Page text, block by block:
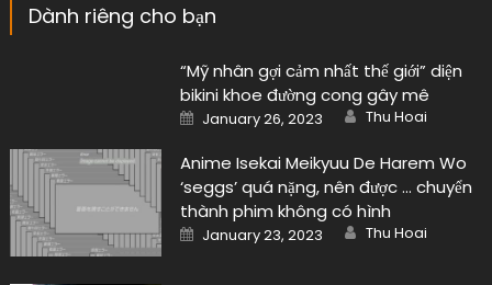
Dành riêng cho bạn
“Mỹ nhân gợi cảm nhất thế giới” diện
bikini khoe đường cong gây mê
Posted
on
January 26, 2023 Author
Thu Hoai
Anime Isekai Meikyuu De Harem Wo
‘seggs’ quá nặng, nên được … chuyển
thành phim không có hình
Posted
on
January 23, 2023 Author
Thu Hoai